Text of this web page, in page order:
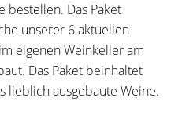
bestellen. Das Paket
unserer 6 aktuellen
eigenen Weinkeller am
Das Paket beinhaltet
lieblich ausgebaute Weine.